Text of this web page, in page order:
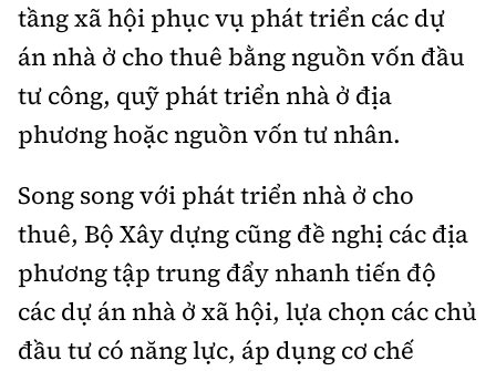
tầng xã hội phục vụ phát triển các dự
án nhà ở cho thuê bằng nguồn vốn đầu
tư công, quỹ phát triển nhà ở địa
phương hoặc nguồn vốn tư nhân.
Song song với phát triển nhà ở cho
thuê, Bộ Xây dựng cũng đề nghị các địa
phương tập trung đẩy nhanh tiến độ
các dự án nhà ở xã hội, lựa chọn các chủ
đầu tư có năng lực, áp dụng cơ chế